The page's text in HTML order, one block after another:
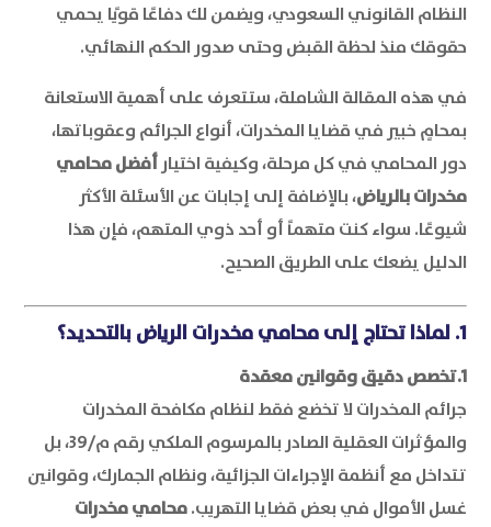
النظام القانوني السعودي، ويضمن لك دفاعًا قويًا يحمي
حقوقك منذ لحظة القبض وحتى صدور الحكم النهائي.
في هذه المقالة الشاملة، ستتعرف على أهمية الاستعانة
بمحامٍ خبير في قضايا المخدرات، أنواع الجرائم وعقوباتها،
دور المحامي في كل مرحلة، وكيفية اختيارأفضل محامي
مخدرات بالرياض، بالإضافة إلى إجابات عن الأسئلة الأكثر
شيوعًا. سواء كنت متهماً أو أحد ذوي المتهم، فإن هذا
الدليل يضعك على الطريق الصحيح.
1. لماذا تحتاج إلى محامي مخدرات الرياض بالتحديد؟
1.تخصص دقيق وقوانين معقدة
جرائم المخدرات لا تخضع فقط لنظام مكافحة المخدرات
والمؤثرات العقلية الصادر بالمرسوم الملكي رقم م/39، بل
تتداخل مع أنظمة الإجراءات الجزائية، ونظام الجمارك، وقوانين
غسل الأموال في بعض قضايا التهريب.محامي مخدرات